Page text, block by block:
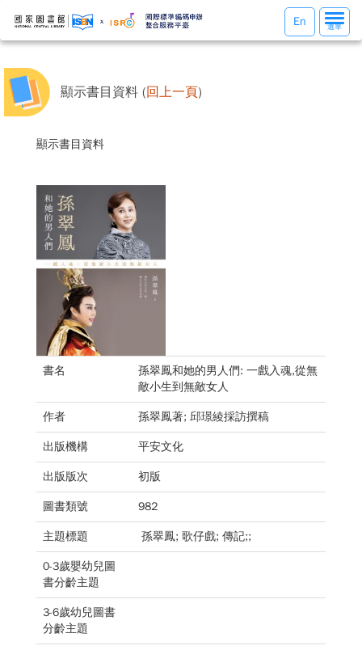
選
單
選單
En
顯示書目資料 (回上一頁)
顯示書目資料
書名
孫翠鳳和她的男人們: 一戲入魂,從無
敵小生到無敵女人
作者 孫翠鳳著; 邱璟綾採訪撰稿
出版機構 平安文化
出版版次 初版
圖書類號 982
主題標題 孫翠鳳; 歌仔戲; 傳記;;
0-3歲嬰幼兒圖
書分齡主題
3-6歲幼兒圖書
分齡主題